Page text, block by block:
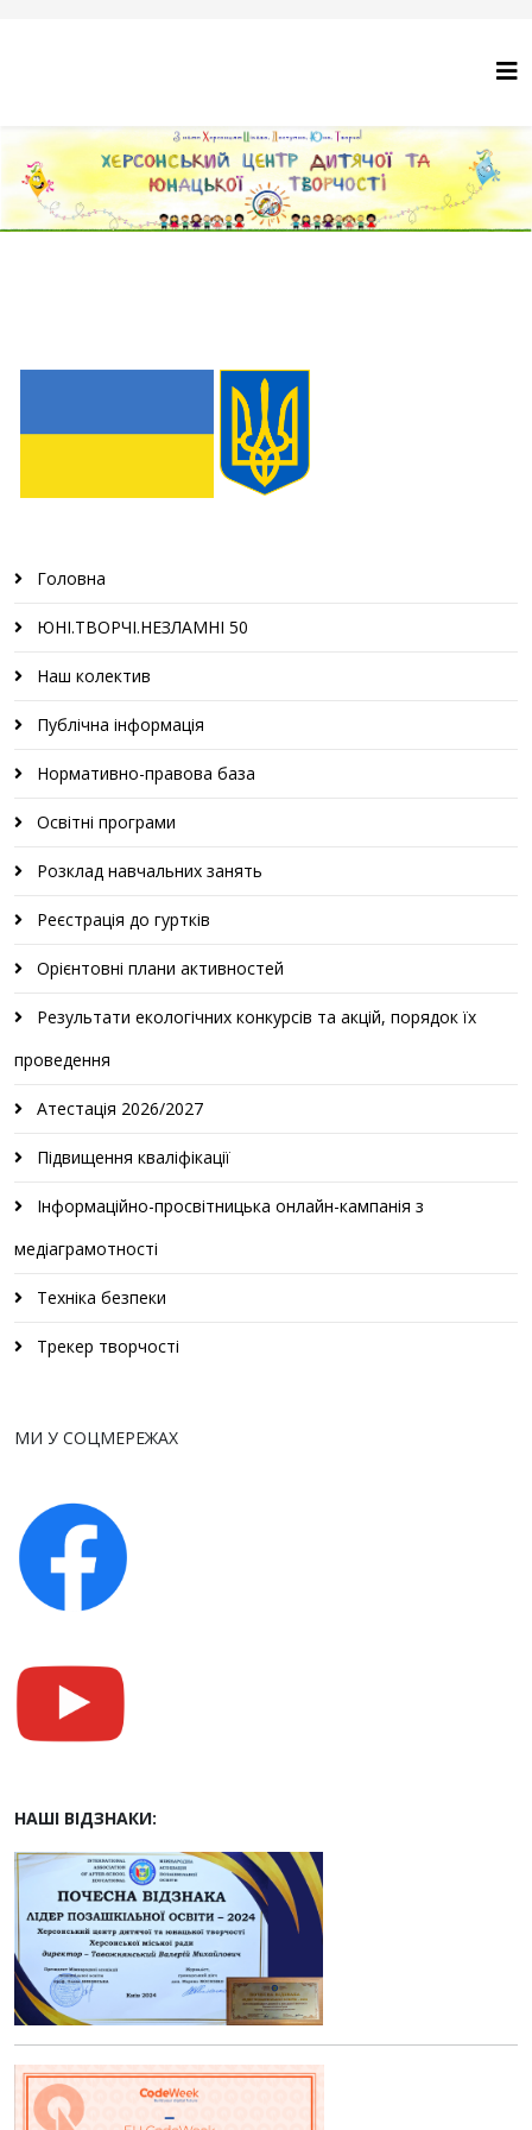
Головна
ЮНІ.ТВОРЧІ.НЕЗЛАМНІ 50
Наш колектив
Публічна інформація
Нормативно-правова база
Освітні програми
Розклад навчальних занять
Реєстрація до гуртків
Орієнтовні плани активностей
Результати екологічних конкурсів та акцій, порядок їх
проведення
Атестація 2026/2027
Підвищення кваліфікації
Інформаційно-просвітницька онлайн-кампанія з
медіаграмотності
Техніка безпеки
Трекер творчості
МИ У СОЦМЕРЕЖАХ
НАШІ ВІДЗНАКИ: